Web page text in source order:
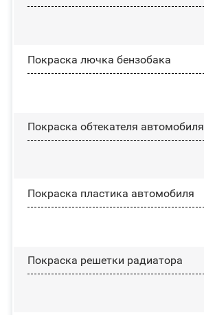
Покраска лючка бензобака
Покраска обтекателя автомобиля
Покраска пластика автомобиля
Покраска решетки радиатора